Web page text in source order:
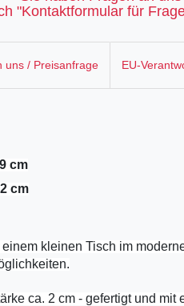
"Kontaktformular für
uns / Preisanfrage EU-
cm
cm
kleinen Tisch im
ca. 2 cm - gefertigt und